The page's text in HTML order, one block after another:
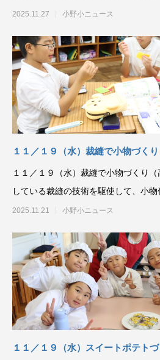
をしていただいた
2025.11.27 小野小ニュース
１１／１９（水）裁縫で小物づくり
１１／１９（水）裁縫で小物づくり
している裁縫の技術を駆使して、小
た。一針一針丁寧に、作
2025.11.21 小野小ニュース
１１／１９（水）スイートポテトづ